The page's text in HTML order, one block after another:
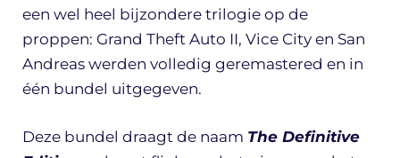
een wel heel bijzondere trilogie op de
proppen: Grand Theft Auto II, Vice City en San
Andreas werden volledig geremastered en in
één bundel uitgegeven.
Deze bundel draagt de naam The Definitive